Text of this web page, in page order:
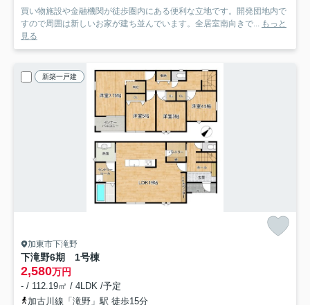
買い物施設や金融機関が徒歩圏内にある便利な立地です。開発団地内で
すので周囲は新しいお家が建ち並んでいます。全居室南向きで... もっと
見る
新築一戸建
加東市下滝野
下滝野6期 1号棟
2,580万円
- / 112.19㎡ / 4LDK /予定
加古川線「滝野」駅 徒歩15分